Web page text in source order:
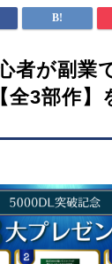
者が副業
全3部作】